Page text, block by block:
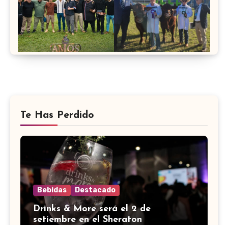
Te Has Perdido
Bebidas Destacado
Drinks & More será el 2 de
setiembre en el Sheraton